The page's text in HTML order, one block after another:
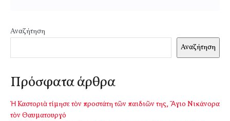
Αναζήτηση
Αναζήτηση
Πρόσφατα άρθρα
Ἡ Καστοριὰ τίμησε τὸν προστάτη τῶν παιδιῶν της, Ἅγιο Νικάνορα
τὸν Θαυματουργό